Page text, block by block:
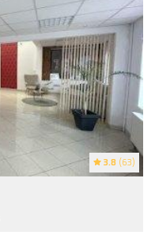
3.8 (63)